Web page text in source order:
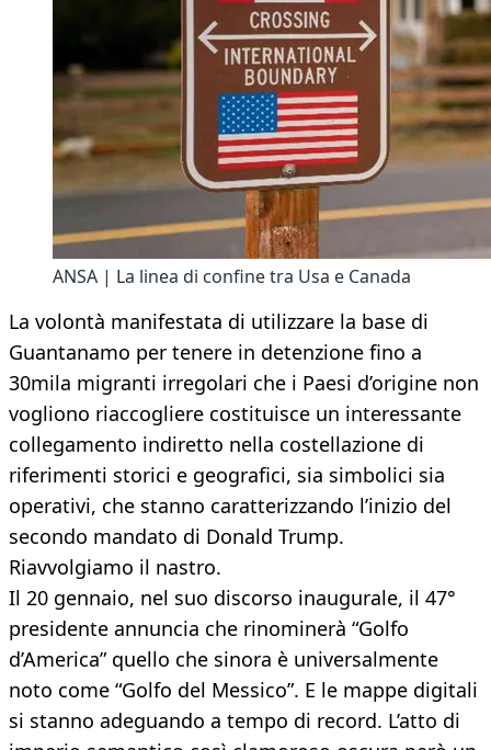
ANSA | La linea di confine tra Usa e Canada
La volontà manifestata di utilizzare la base di
Guantanamo per tenere in detenzione fino a
30mila migranti irregolari che i Paesi d’origine non
vogliono riaccogliere costituisce un interessante
collegamento indiretto nella costellazione di
riferimenti storici e geografici, sia simbolici sia
operativi, che stanno caratterizzando l’inizio del
secondo mandato di Donald Trump.
Riavvolgiamo il nastro.
Il 20 gennaio, nel suo discorso inaugurale, il 47°
presidente annuncia che rinominerà “Golfo
d’America” quello che sinora è universalmente
noto come “Golfo del Messico”. E le mappe digitali
si stanno adeguando a tempo di record. L’atto di